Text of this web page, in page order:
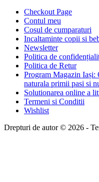
Checkout Page
Contul meu
Cosul de cumparaturi
Incaltaminte copii si
Newsletter
Politica de
Politica de Retur
Program Magazin Iași:
naturala primii pasi si
Solutionarea online a
Termeni si Conditii
Wishlist
Drepturi de autor © 2026 -